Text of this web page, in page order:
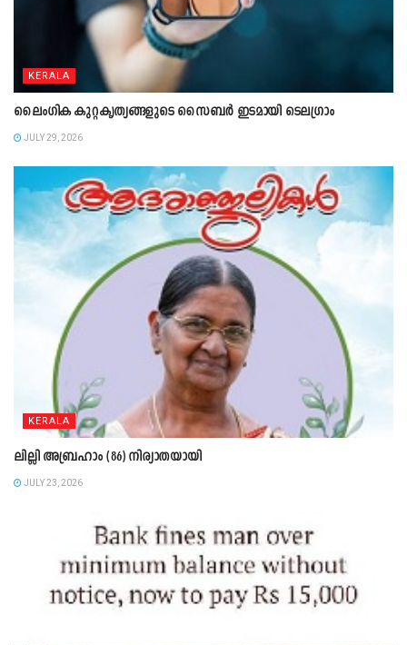
KERALA
ലൈംഗിക കുറ്റകൃത്യങ്ങളുടെ സൈബർ ഇടമായി ടെലഗ്രാം
JULY 29, 2026
KERALA
ലില്ലി അബ്രഹാം (86) നിര്യാതയായി
JULY 23, 2026